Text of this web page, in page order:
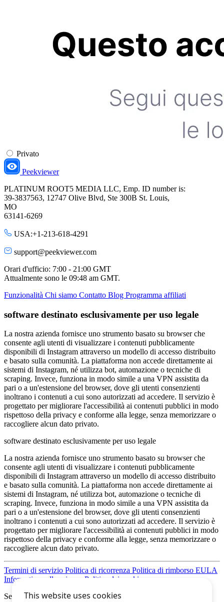
Privato
Peekviewer
PLATINUM ROOT5 MEDIA LLC, Emp. ID number is:
39-3837563, 12747 Olive Blvd, Ste 300B St. Louis,
MO
63141-6269
USA:+1-213-618-4291
support@peekviewer.com
Orari d'ufficio: 7:00 - 21:00 GMT
Attualmente sono le 09:48 am GMT.
Funzionalità Chi siamo Contatto Blog Programma affiliati
software destinato esclusivamente per uso legale
La nostra azienda fornisce uno strumento basato su browser che
consente agli utenti di visualizzare i contenuti pubblicamente
disponibili di Instagram attraverso un modello di accesso distribuito
e basato sulla comunità. La piattaforma non accede direttamente ai
sistemi di Instagram, né utilizza bot, automazione o tecniche di
scraping. Invece, funziona in modo simile a una VPN assistita da
pari o a un'estensione del browser, dove gli utenti consenzienti
inoltrano i contenuti a cui sono autorizzati ad accedere. Il servizio è
progettato per migliorare l'accessibilità ai contenuti pubblici in modo
rispettoso della privacy e conforme alla legge, senza memorizzare o
raccogliere alcun dato privato.
software destinato esclusivamente per uso legale
La nostra azienda fornisce uno strumento basato su browser che
consente agli utenti di visualizzare i contenuti pubblicamente
disponibili di Instagram attraverso un modello di accesso distribuito
e basato sulla comunità. La piattaforma non accede direttamente ai
sistemi di Instagram, né utilizza bot, automazione o tecniche di
scraping. Invece, funziona in modo simile a una VPN assistita da
pari o a un'estensione del browser, dove gli utenti consenzienti
inoltrano i contenuti a cui sono autorizzati ad accedere. Il servizio è
progettato per migliorare l'accessibilità ai contenuti pubblici in modo
rispettoso della privacy e conforme alla legge, senza memorizzare o
raccogliere alcun dato privato.
Termini di servizio Politica di ricorrenza Politica di rimborso EULA
Informativa sulla privacy Politica dei cookie
Seguici